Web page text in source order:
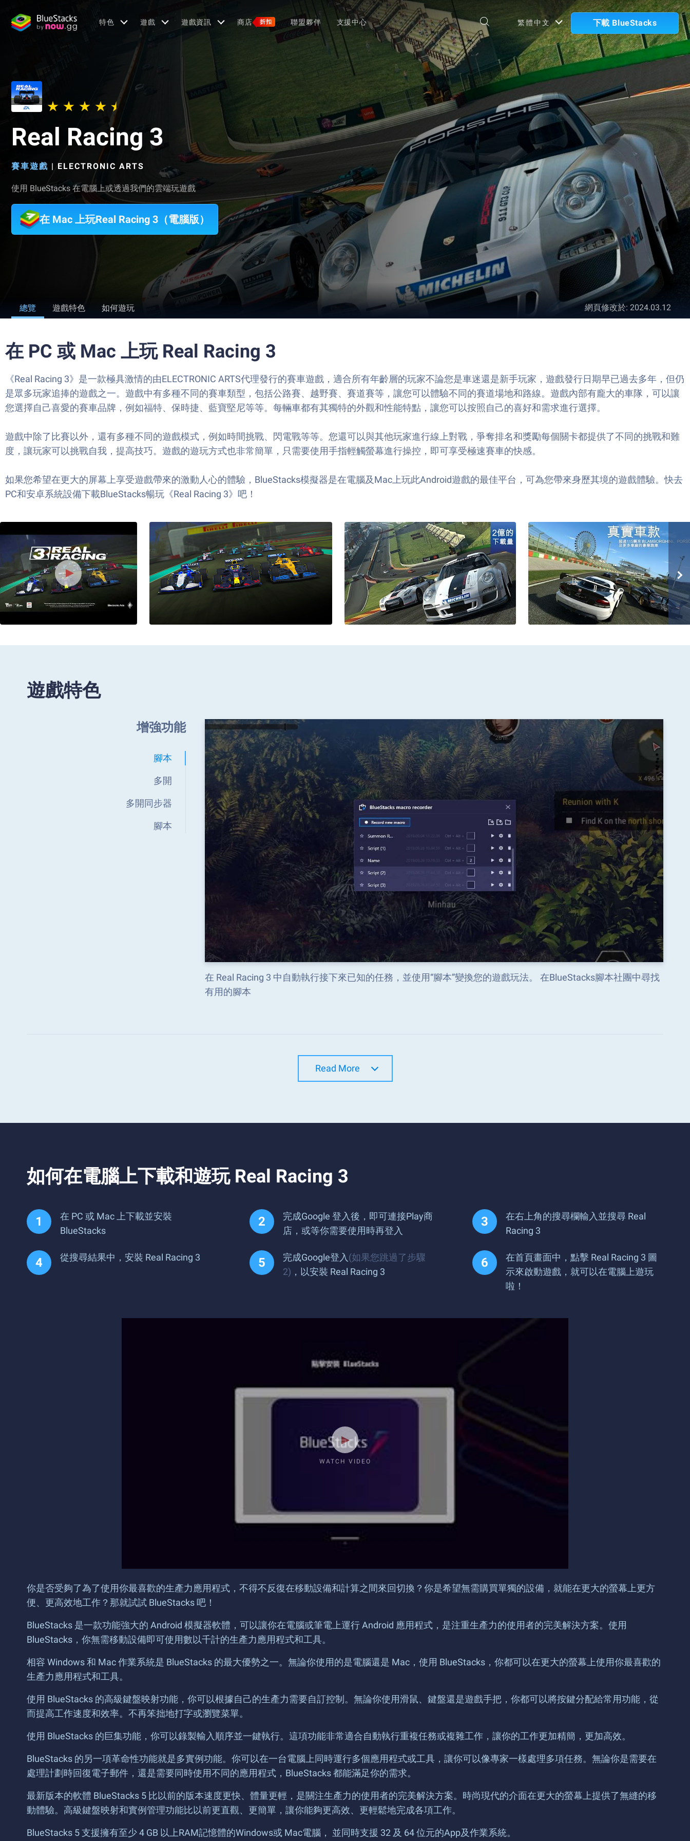
特色 遊戲 遊戲資訊 商店 折扣 聯盟夥伴 支援中心 繁體中文 下載 BlueStacks
Real Racing 3
賽車遊戲 | ELECTRONIC ARTS
使用 BlueStacks 在電腦上或透過我們的雲端玩遊戲
在 Mac 上玩Real Racing 3（電腦版）
總覽 遊戲特色 如何遊玩 網頁修改於: 2024.03.12
在 PC 或 Mac 上玩 Real Racing 3
《Real Racing 3》是一款極具激情的由ELECTRONIC ARTS代理發行的賽車遊戲，適合所有年齡層的玩家不論您是車迷還是新手玩家，遊戲發行日期早已過去多年，但仍
是眾多玩家追捧的遊戲之一。遊戲中有多種不同的賽車類型，包括公路賽、越野賽、賽道賽等，讓您可以體驗不同的賽道場地和路線。遊戲內部有龐大的車隊，可以讓
您選擇自己喜愛的賽車品牌，例如福特、保時捷、藍寶堅尼等等。每輛車都有其獨特的外觀和性能特點，讓您可以按照自己的喜好和需求進行選擇。
遊戲中除了比賽以外，還有多種不同的遊戲模式，例如時間挑戰、閃電戰等等。您還可以與其他玩家進行線上對戰，爭奪排名和獎勵每個關卡都提供了不同的挑戰和難
度，讓玩家可以挑戰自我，提高技巧。遊戲的遊玩方式也非常簡單，只需要使用手指輕觸螢幕進行操控，即可享受極速賽車的快感。
如果您希望在更大的屏幕上享受遊戲帶來的激動人心的體驗，BlueStacks模擬器是在電腦及Mac上玩此Android遊戲的最佳平台，可為您帶來身歷其境的遊戲體驗。快去
PC和安卓系統設備下載BlueStacks暢玩《Real Racing 3》吧！
遊戲特色
增強功能
腳本
多開
多開同步器
腳本
在 Real Racing 3 中自動執行接下來已知的任務，並使用“腳本”變換您的遊戲玩法。 在BlueStacks腳本社團中尋找
有用的腳本
Read More
如何在電腦上下載和遊玩 Real Racing 3
在 PC 或 Mac 上下載並安裝
BlueStacks
完成Google 登入後，即可連接Play商
店，或等你需要使用時再登入
在右上角的搜尋欄輸入並搜尋 Real
Racing 3
從搜尋結果中，安裝 Real Racing 3 完成Google登入 (如果您跳過了步驟
2) ，以安裝 Real Racing 3
在首頁畫面中，點擊 Real Racing 3 圖
示來啟動遊戲，就可以在電腦上遊玩
啦！
WATCH VIDEO
你是否受夠了為了使用你最喜歡的生產力應用程式，不得不反復在移動設備和計算之間來回切換？你是希望無需購買單獨的設備，就能在更大的螢幕上更方
便、更高效地工作？那就試試 BlueStacks 吧！
BlueStacks 是一款功能強大的 Android 模擬器軟體，可以讓你在電腦或筆電上運行 Android 應用程式，是注重生產力的使用者的完美解決方案。使用
BlueStacks，你無需移動設備即可使用數以千計的生產力應用程式和工具。
相容 Windows 和 Mac 作業系統是 BlueStacks 的最大優勢之一。無論你使用的是電腦還是 Mac，使用 BlueStacks，你都可以在更大的螢幕上使用你最喜歡的
生產力應用程式和工具。
使用 BlueStacks 的高級鍵盤映射功能，你可以根據自己的生產力需要自訂控制。無論你使用滑鼠、鍵盤還是遊戲手把，你都可以將按鍵分配給常用功能，從
而提高工作速度和效率。不再笨拙地打字或瀏覽菜單。
使用 BlueStacks 的巨集功能，你可以錄製輸入順序並一鍵執行。這項功能非常適合自動執行重複任務或複雜工作，讓你的工作更加精簡，更加高效。
BlueStacks 的另一項革命性功能就是多實例功能。你可以在一台電腦上同時運行多個應用程式或工具，讓你可以像專家一樣處理多項任務。無論你是需要在
處理計劃時回復電子郵件，還是需要同時使用不同的應用程式，BlueStacks 都能滿足你的需求。
最新版本的軟體 BlueStacks 5 比以前的版本速度更快、體量更輕，是關注生產力的使用者的完美解決方案。時尚現代的介面在更大的螢幕上提供了無縫的移
動體驗。高級鍵盤映射和實例管理功能比以前更直觀、更簡單，讓你能夠更高效、更輕鬆地完成各項工作。
BlueStacks 5 支援擁有至少 4 GB 以上RAM記憶體的Windows或 Mac電腦， 並同時支援 32 及 64 位元的App及作業系統。